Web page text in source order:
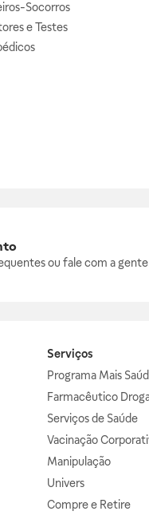
Socorros
e Testes
ou fale com a
Serviços
Programa Mais
Farmacêutico
Serviços de Saúde
Vacinação
Manipulação
Univers
Compre e Retire